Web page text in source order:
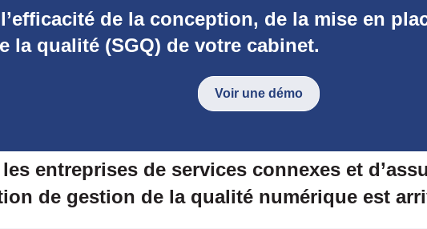
de la conception, de la mise en
la qualité (SGQ) de votre cabinet.
Voir une démo
entreprises de services connexes et
de gestion de la qualité numérique est